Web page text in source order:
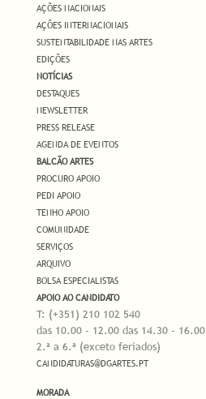
AÇÕES NACIONAIS
AÇÕES INTERNACIONAIS
SUSTENTABILIDADE NAS ARTES
EDIÇÕES
NOTÍCIAS
DESTAQUES
NEWSLETTER
PRESS RELEASE
AGENDA DE EVENTOS
BALCÃO ARTES
PROCURO APOIO
PEDI APOIO
TENHO APOIO
COMUNIDADE
SERVIÇOS
ARQUIVO
BOLSA ESPECIALISTAS
APOIO AO CANDIDATO
T: (+351) 210 102 540
das 10.00 - 12.00 das 14.30 - 16.00
2.ª a 6.ª (exceto feriados)
CANDIDATURAS@DGARTES.PT
MORADA